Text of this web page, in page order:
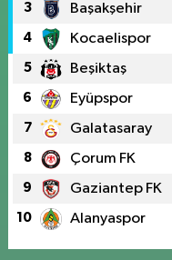
3 Başakşehir
4 Kocaelispor
5 Beşiktaş
6 Eyüpspor
7 Galatasaray
8 Çorum FK
9 Gaziantep FK
10 Alanyaspor